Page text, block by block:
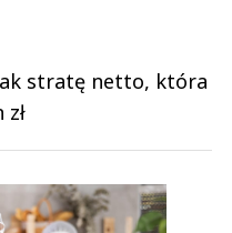
stratę netto, która